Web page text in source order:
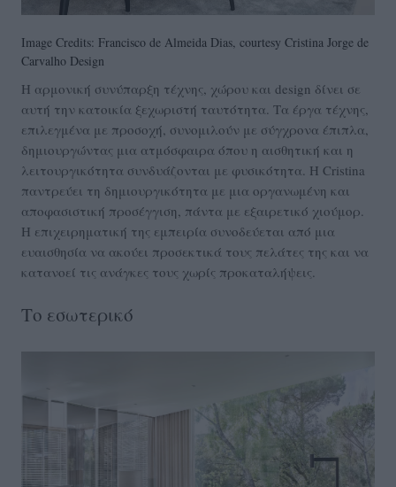
Image Credits: Francisco de Almeida Dias, courtesy Cristina Jorge de
Carvalho Design
Η αρμονική συνύπαρξη τέχνης, χώρου και design δίνει σε
αυτή την κατοικία ξεχωριστή ταυτότητα. Τα έργα τέχνης,
επιλεγμένα με προσοχή, συνομιλούν με σύγχρονα έπιπλα,
δημιουργώντας μια ατμόσφαιρα όπου η αισθητική και η
λειτουργικότητα συνδυάζονται με φυσικότητα. Η Cristina
παντρεύει τη δημιουργικότητα με μια οργανωμένη και
αποφασιστική προσέγγιση, πάντα με εξαιρετικό χιούμορ.
Η επιχειρηματική της εμπειρία συνοδεύεται από μια
ευαισθησία να ακούει προσεκτικά τους πελάτες της και να
κατανοεί τις ανάγκες τους χωρίς προκαταλήψεις.
Το εσωτερικό